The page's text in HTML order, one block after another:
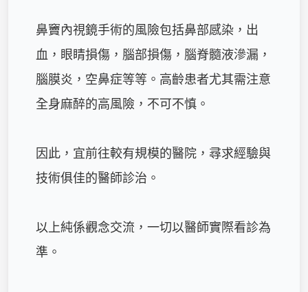
鼻竇內視鏡手術的風險包括鼻部感染，出
血，眼睛損傷，腦部損傷，腦脊髓液滲漏，
腦膜炎，空鼻症等等。高齡患者尤其需注意
全身麻醉的高風險，不可不慎。
因此，宜前往較有規模的醫院，尋求經驗與
技術俱佳的醫師診治。
以上純係觀念交流，一切以醫師實際看診為
準。